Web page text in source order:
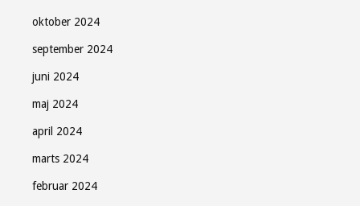
oktober 2024
september 2024
juni 2024
maj 2024
april 2024
marts 2024
februar 2024